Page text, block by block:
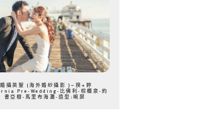
攝英聖 |海外婚紗攝影 }~揆+婷
Pre-Wedding-比佛利-棕櫚泉-約
書亞樹-馬里布海灘-造型:晼屏